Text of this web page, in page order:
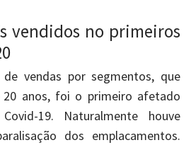
vendidos no primeiros
vendas por segmentos, que
anos, foi o primeiro afetado
19. Naturalmente houve
dos emplacamentos.